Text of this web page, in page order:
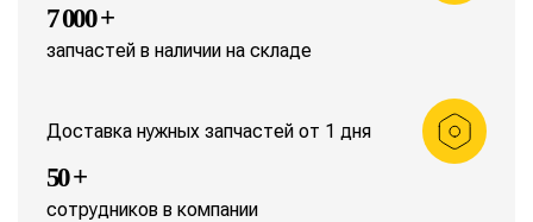
7 000 +
запчастей в наличии на складе
Доставка нужных запчастей от 1 дня
50 +
сотрудников в компании